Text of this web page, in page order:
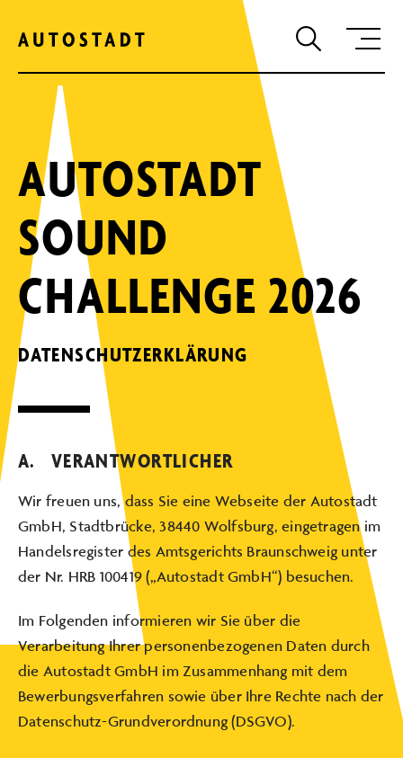
AUTOSTADT
SOUND
CHALLENGE 2026
DATENSCHUTZERKLÄRUNG
A. VERANTWORTLICHER
Wir freuen uns, dass Sie eine Webseite der Autostadt
GmbH, Stadtbrücke, 38440 Wolfsburg, eingetragen im
Handelsregister des Amtsgerichts Braunschweig unter
der Nr. HRB 100419 („Autostadt GmbH“) besuchen.
Im Folgenden informieren wir Sie über die
Verarbeitung Ihrer personenbezogenen Daten durch
die Autostadt GmbH im Zusammenhang mit dem
Bewerbungsverfahren sowie über Ihre Rechte nach der
Datenschutz-Grundverordnung (DSGVO).